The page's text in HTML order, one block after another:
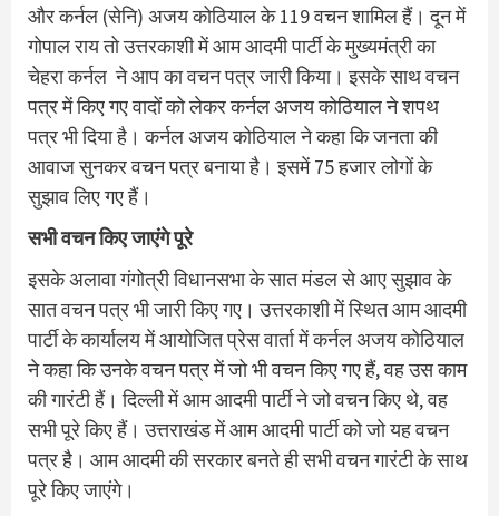
और कर्नल (सेनि) अजय कोठियाल के 119 वचन शामिल हैं। दून में
गोपाल राय तो उत्तरकाशी में आम आदमी पार्टी के मुख्यमंत्री का
चेहरा कर्नल ने आप का वचन पत्र जारी किया। इसके साथ वचन
पत्र में किए गए वादों को लेकर कर्नल अजय कोठियाल ने शपथ
पत्र भी दिया है। कर्नल अजय कोठियाल ने कहा कि जनता की
आवाज सुनकर वचन पत्र बनाया है। इसमें 75 हजार लोगों के
सुझाव लिए गए हैं।
सभी वचन किए जाएंगे पूरे
इसके अलावा गंगोत्री विधानसभा के सात मंडल से आए सुझाव के
सात वचन पत्र भी जारी किए गए। उत्तरकाशी में स्थित आम आदमी
पार्टी के कार्यालय में आयोजित प्रेस वार्ता में कर्नल अजय कोठियाल
ने कहा कि उनके वचन पत्र में जो भी वचन किए गए हैं, वह उस काम
की गारंटी हैं। दिल्ली में आम आदमी पार्टी ने जो वचन किए थे, वह
सभी पूरे किए हैं। उत्तराखंड में आम आदमी पार्टी को जो यह वचन
पत्र है। आम आदमी की सरकार बनते ही सभी वचन गारंटी के साथ
पूरे किए जाएंगे।